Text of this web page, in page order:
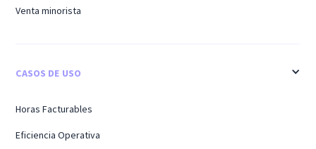
Venta minorista
CASOS DE USO
Horas Facturables
Eficiencia Operativa